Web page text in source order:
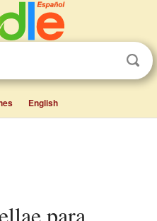
English